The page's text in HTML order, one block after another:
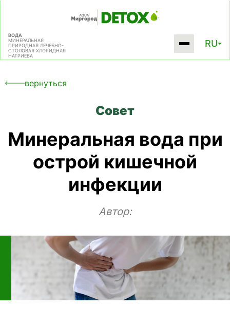
ВОДА
МИНЕРАЛЬНАЯ
ПРИРОДНАЯ ЛЕЧЕБНО-
СТОЛОВАЯ ХЛОРИДНАЯ
НАТРИЕВА
RU
вернуться
Совет
Минеральная вода при
острой кишечной
инфекции
Автор: